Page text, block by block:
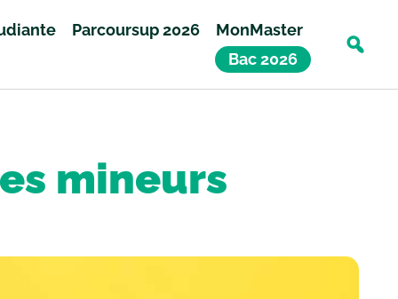
Parcoursup 2026
MonMaster
Bac 2026
mineurs